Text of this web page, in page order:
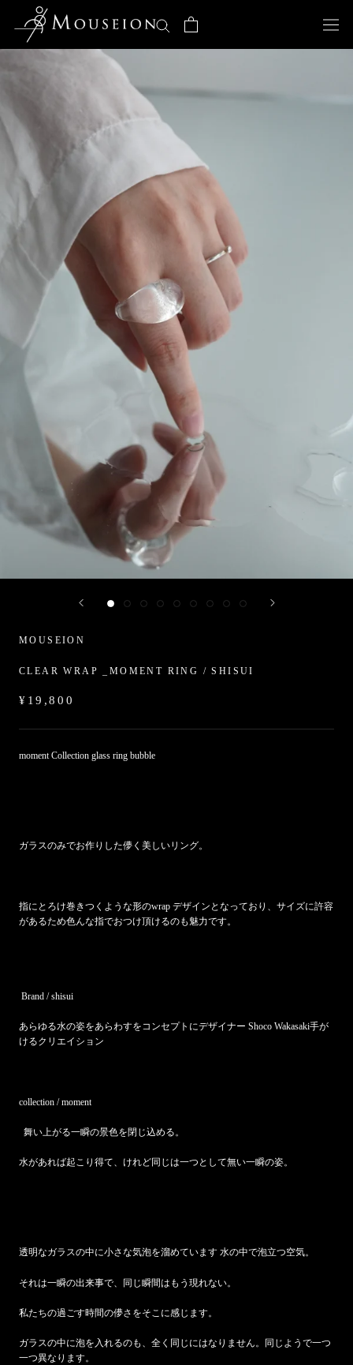
ン
動
る
MOUSEION
CLEAR WRAP _MOMENT RING / SHISUI
¥19,800
moment Collection glass ring bubble
ガラスのみでお作りした儚く美しいリング。
指にとろけ巻きつくような形のwrap デザインとなっており、サイズに許容
があるため色んな指でおつけ頂けるのも魅力です。
Brand / shisui
あらゆる水の姿をあらわすをコンセプトにデザイナー Shoco Wakasaki手が
けるクリエイション
collection / moment
舞い上がる一瞬の景色を閉じ込める。
水があれば起こり得て、けれど同じは一つとして無い一瞬の姿。
透明なガラスの中に小さな気泡を溜めています 水の中で泡立つ空気。
それは一瞬の出来事で、同じ瞬間はもう現れない。
私たちの過ごす時間の儚さをそこに感じます。
ガラスの中に泡を入れるのも、全く同じにはなりません。同じようで一つ
一つ異なります。